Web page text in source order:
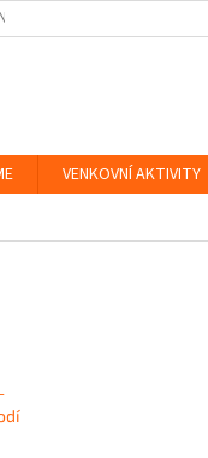
VENKOVNÍ AKTIVITY